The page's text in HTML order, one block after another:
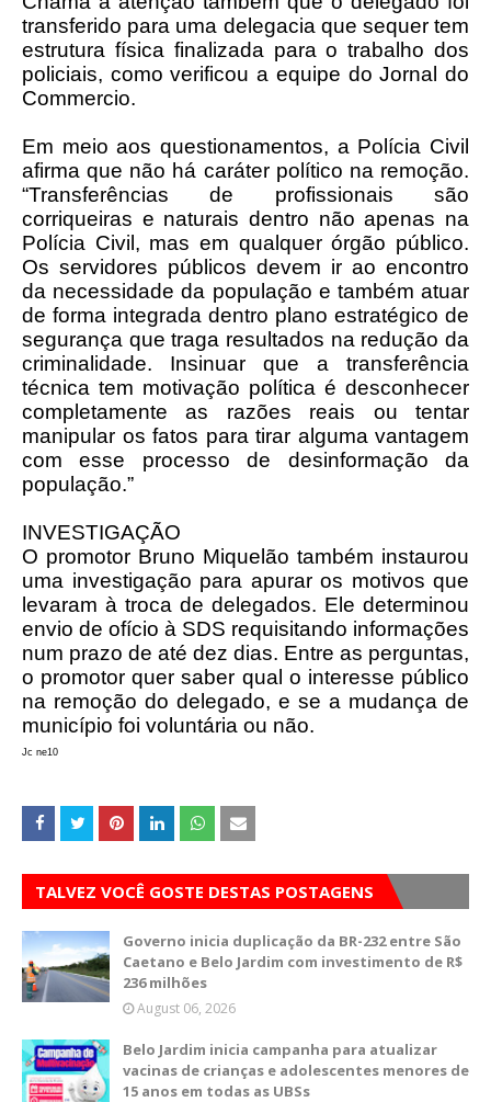
transferido para uma delegacia que sequer tem
estrutura física finalizada para o trabalho dos
policiais, como verificou a equipe do Jornal do
Commercio.
Em meio aos questionamentos, a Polícia Civil
afirma que não há caráter político na remoção.
“Transferências de profissionais são
corriqueiras e naturais dentro não apenas na
Polícia Civil, mas em qualquer órgão público.
Os servidores públicos devem ir ao encontro
da necessidade da população e também atuar
de forma integrada dentro plano estratégico de
segurança que traga resultados na redução da
criminalidade. Insinuar que a transferência
técnica tem motivação política é desconhecer
completamente as razões reais ou tentar
manipular os fatos para tirar alguma vantagem
com esse processo de desinformação da
população.”
INVESTIGAÇÃO
O promotor Bruno Miquelão também instaurou
uma investigação para apurar os motivos que
levaram à troca de delegados. Ele determinou
envio de ofício à SDS requisitando informações
num prazo de até dez dias. Entre as perguntas,
o promotor quer saber qual o interesse público
na remoção do delegado, e se a mudança de
município foi voluntária ou não.
Jc ne10
TALVEZ VOCÊ GOSTE DESTAS POSTAGENS
Governo inicia duplicação da BR-232 entre São
Caetano e Belo Jardim com investimento de R$
236 milhões
August 06, 2026
Belo Jardim inicia campanha para atualizar
vacinas de crianças e adolescentes menores de
15 anos em todas as UBSs